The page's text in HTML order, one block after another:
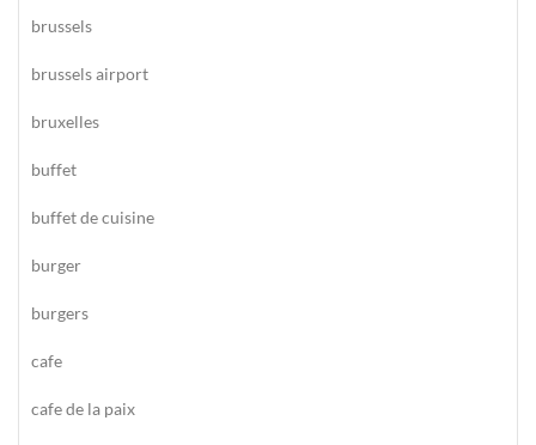
brussels
brussels airport
bruxelles
buffet
buffet de cuisine
burger
burgers
cafe
cafe de la paix